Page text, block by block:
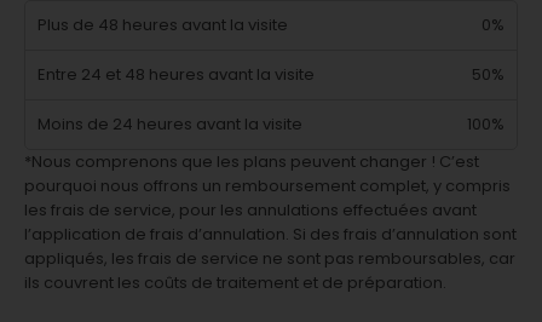
Plus de 48 heures avant la visite
0%
Entre 24 et 48 heures avant la visite 50%
Moins de 24 heures avant la visite
100%
*Nous comprenons que les plans peuvent changer ! C’est
pourquoi nous offrons un remboursement complet, y compris
les frais de service, pour les annulations effectuées avant
l’application de frais d’annulation. Si des frais d’annulation sont
appliqués, les frais de service ne sont pas remboursables, car
ils couvrent les coûts de traitement et de préparation.